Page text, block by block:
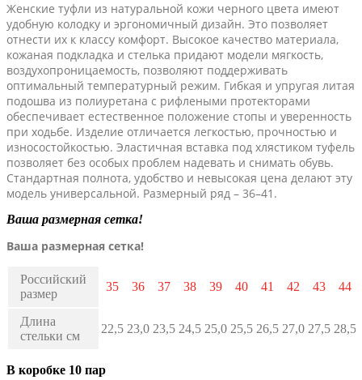
Женские туфли из натуральной кожи черного цвета имеют
удобную колодку и эргономичный дизайн. Это позволяет
отнести их к классу комфорт. Высокое качество материала,
кожаная подкладка и стелька придают модели мягкость,
воздухопроницаемость, позволяют поддерживать
оптимальный температурный режим. Гибкая и упругая литая
подошва из полиуретана с рифлеными протекторами
обеспечивает естественное положение стопы и уверенность
при ходьбе. Изделие отличается легкостью, прочностью и
износостойкостью. Эластичная вставка под хлястиком туфель
позволяет без особых проблем надевать и снимать обувь.
Стандартная полнота, удобство и невысокая цена делают эту
модель универсальной. Размерный ряд – 36–41.
Ваша размерная сетка!
Ваша размерная сетка!
Российский
размер
35 36 37 38 39 40 41 42 43 44
Длина
стельки см
22,5 23,0 23,5 24,5 25,0 25,5 26,5 27,0 27,5 28,5
В коробке 10 пар